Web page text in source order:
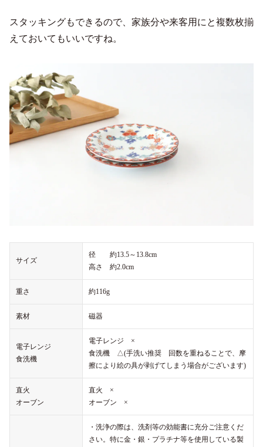
スタッキングもできるので、家族分や来客用にと複数枚揃
えておいてもいいですね。
サイズ
径 約13.5～13.8cm
高さ 約2.0cm
重さ 約116g
素材 磁器
電子レンジ
食洗機
電子レンジ ×
食洗機 △(手洗い推奨 回数を重ねることで、摩
擦により絵の具が剥げてしまう場合がございます)
直火
オーブン
直火 ×
オーブン ×
・洗浄の際は、洗剤等の効能書に充分ご注意くだ
さい。特に金・銀・プラチナ等を使用している製